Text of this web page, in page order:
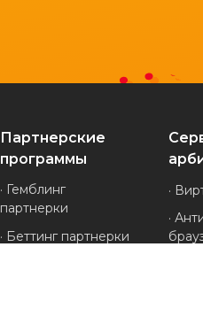
Партнерские
программы
· Гемблинг
партнерки
· Беттинг партнерки
·
·